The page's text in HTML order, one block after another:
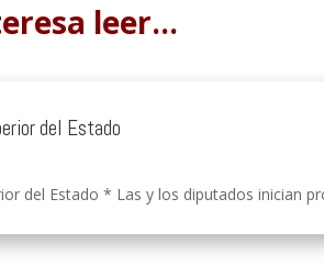
leer…
del Estado
del Estado * Las y los diputados inician